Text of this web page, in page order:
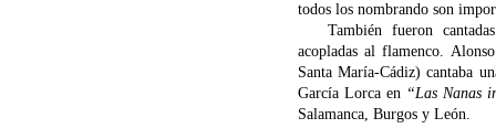
todos los nombrando son
También fueron cantadas
acopladas al flamenco.
Santa María-Cádiz) cantaba
García Lorca en “Las Nanas
Salamanca, Burgos y León.